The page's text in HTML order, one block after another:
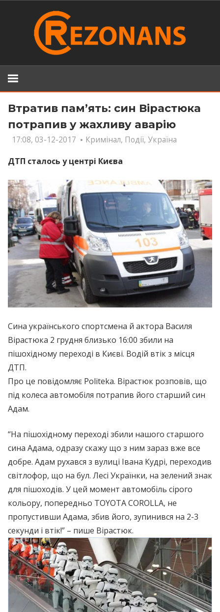
Втратив пам’ять: син Вірастюка
потрапив у жахливу аварію
17:08, 03-12-2017 Кримінал, Події,Україна
ДТП сталось у центрі Києва
Сина українського спортсмена й актора Василя
Вірастюка 2 грудня близько 16:00 збили на
пішохідному переході в Києві. Водій втік з місця
ДТП.
Про це повідомляє Politeka. Вірастюк розповів, що
під колеса автомобіля потрапив його старший син
Адам.
“На пішохідному переході збили нашого старшого
сина Адама, одразу скажу що з ним зараз вже все
добре. Адам рухався з вулиці Івана Кудрі, переходив
світлофор, що на бул. Лесі Українки, на зелений знак
для пішоходів. У цей момент автомобіль сірого
кольору, попередньо TOYOTA COROLLA, не
пропустивши Адама, збив його, зупинився на 2-3
секунди і втік!” – пише Вірастюк.